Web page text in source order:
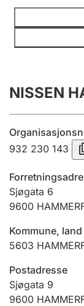
Registrere,
Årsrekneskap
Innsending
Tinglysing
Jeger
Opplysninger
NISSEN
932 230 143
Sjøgata 6
9600
Kommune, land
5603
Postadresse
Sjøgata 9
9600